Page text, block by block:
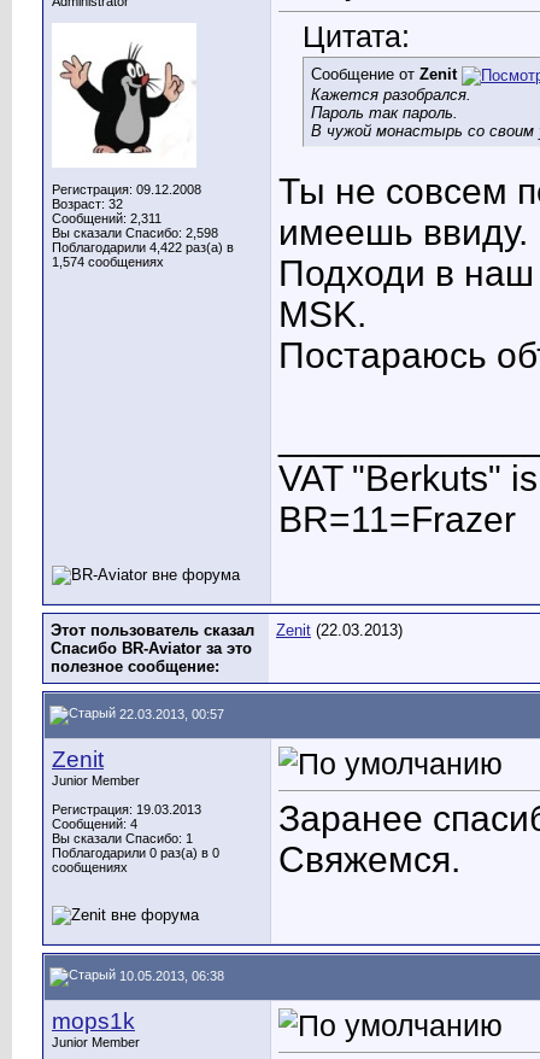
Регистрация: 09.12.2008
Возраст: 32
Сообщений: 2,311
Вы сказали Спасибо: 2,598
Поблагодарили 4,422 раз(а) в
1,574 сообщениях
Цитата:
Сообщение от Zenit
Кажется разобрался.
Пароль так пароль.
В чужой монастырь со
Ты не совсем
имеешь ввиду.
Подходи в
MSK.
Постараюсь
VAT "Berkuts"
BR=11=Frazer
Этот пользователь сказал
Спасибо BR-Aviator за это
полезное сообщение:
Zenit (22.03.2013)
22.03.2013, 00:57
Zenit
Junior Member
Регистрация: 19.03.2013
Сообщений: 4
Вы сказали Спасибо: 1
Поблагодарили 0 раз(а) в 0
сообщениях
Заранее
Свяжемся.
10.05.2013, 06:38
mops1k
Junior Member